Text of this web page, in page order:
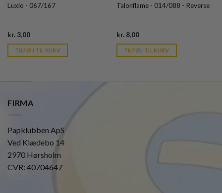
Luxio - 067/167
kr. 3,00Current
is:
kr. 39,95.
TILFØJ TIL KURV
Talonflame - 014/088 - Reverse
kr.8,00Current
is:
kr. 39,95.
TILFØJ TIL KURV
FIRMA
Papklubben ApS
Ved Klædebo 14
2970 Hørsholm
CVR: 40704647